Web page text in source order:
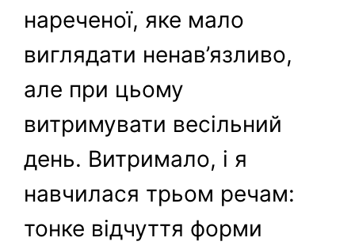
нареченої, яке мало
виглядати ненав’язливо,
але при цьому
витримувати весільний
день. Витримало, і я
навчилася трьом речам:
тонке відчуття форми